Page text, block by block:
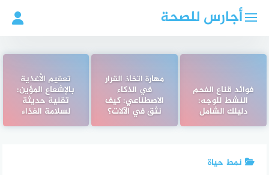
أجارس للصحة
فوائد قناع الفحم
النشط للوجه:
دليلك الشامل
مهارة اتخاذ القرار
في الذكاء
الاصطناعي: كيف
نثق في الآلات؟
تعقيم الأغذية
بالإشعاع المؤين:
تقنية حديثة
لسلامة الغذاء
نمط حياة